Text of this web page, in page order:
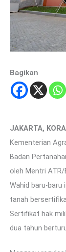
Bagikan
JAKARTA,
Kementerian
Badan
oleh Mentri ATR/
Wahid baru-baru
tanah
Sertifikat hak
dua tahun